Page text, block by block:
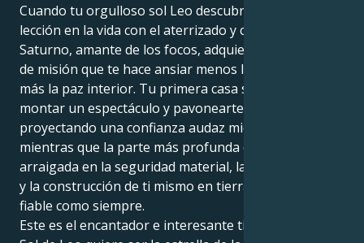
Cuando tu orgulloso sol Leo descubre su mayor
lección en la vida con el aterrizado y cafre Tauro de
Saturno, amante de los focos, adquieres un sentido
de misión que te hace ansiar menos la atención y
más la paz interior. Tu primera casa se centra en
montar un espectáculo y pavonearte de tus cosas,
proyectando una confianza audaz mientras lo haces,
mientras que la parte más profunda de ti está
arraigada en la seguridad material, la acción práctica
y la construcción de ti mismo en tierra firme tan
fiable como siempre.
Este es el encantador e interesante tira y afloja. Tu